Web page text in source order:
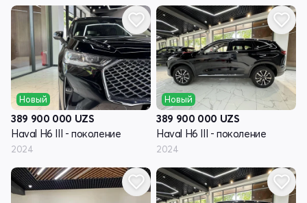
Новый
389 900 000 UZS
Haval H6 III - поколение
2024
Новый
389 900 000 UZS
Haval H6 III - поколение
2024